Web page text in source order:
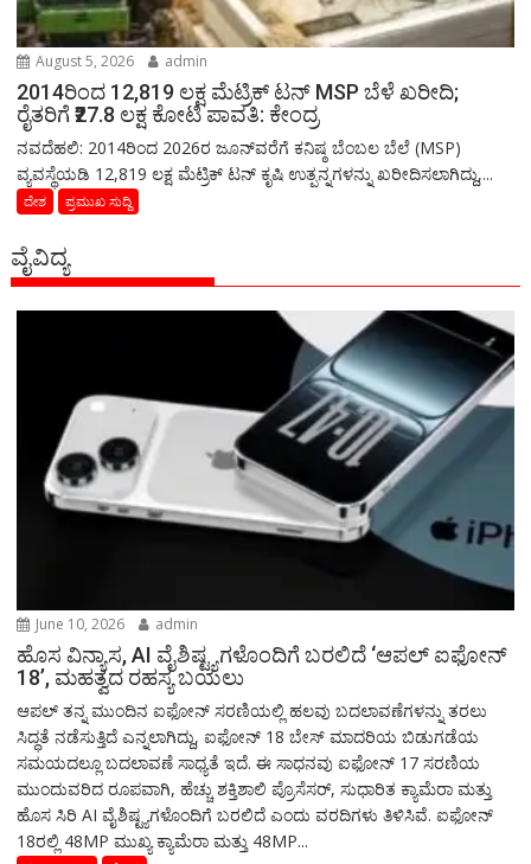
August 5, 2026 admin
2014ರಿಂದ 12,819 ಲಕ್ಷ ಮೆಟ್ರಿಕ್ ಟನ್ MSP ಬೆಳೆ ಖರೀದಿ;
ರೈತರಿಗೆ ₹27.8 ಲಕ್ಷ ಕೋಟಿ ಪಾವತಿ: ಕೇಂದ್ರ
ನವದೆಹಲಿ: 2014ರಿಂದ 2026ರ ಜೂನ್‌ವರೆಗೆ ಕನಿಷ್ಠ ಬೆಂಬಲ ಬೆಲೆ (MSP)
ವ್ಯವಸ್ಥೆಯಡಿ 12,819 ಲಕ್ಷ ಮೆಟ್ರಿಕ್ ಟನ್ ಕೃಷಿ ಉತ್ಪನ್ನಗಳನ್ನು ಖರೀದಿಸಲಾಗಿದ್ದು,...
ದೇಶ ಪ್ರಮುಖ ಸುದ್ದಿ
ವೈವಿದ್ಯ
June 10, 2026 admin
ಹೊಸ ವಿನ್ಯಾಸ, AI ವೈಶಿಷ್ಟ್ಯಗಳೊಂದಿಗೆ ಬರಲಿದೆ ‘ಆಪಲ್ ಐಫೋನ್
18’, ಮಹತ್ವದ ರಹಸ್ಯ ಬಯಲು
ಆಪಲ್ ತನ್ನ ಮುಂದಿನ ಐಫೋನ್ ಸರಣಿಯಲ್ಲಿ ಹಲವು ಬದಲಾವಣೆಗಳನ್ನು ತರಲು
ಸಿದ್ಧತೆ ನಡೆಸುತ್ತಿದೆ ಎನ್ನಲಾಗಿದ್ದು, ಐಫೋನ್ 18 ಬೇಸ್ ಮಾದರಿಯ ಬಿಡುಗಡೆಯ
ಸಮಯದಲ್ಲೂ ಬದಲಾವಣೆ ಸಾಧ್ಯತೆ ಇದೆ. ಈ ಸಾಧನವು ಐಫೋನ್ 17 ಸರಣಿಯ
ಮುಂದುವರಿದ ರೂಪವಾಗಿ, ಹೆಚ್ಚು ಶಕ್ತಿಶಾಲಿ ಪ್ರೊಸೆಸರ್, ಸುಧಾರಿತ ಕ್ಯಾಮೆರಾ ಮತ್ತು
ಹೊಸ ಸಿರಿ AI ವೈಶಿಷ್ಟ್ಯಗಳೊಂದಿಗೆ ಬರಲಿದೆ ಎಂದು ವರದಿಗಳು ತಿಳಿಸಿವೆ. ಐಫೋನ್
18ರಲ್ಲಿ 48MP ಮುಖ್ಯ ಕ್ಯಾಮೆರಾ ಮತ್ತು 48MP...